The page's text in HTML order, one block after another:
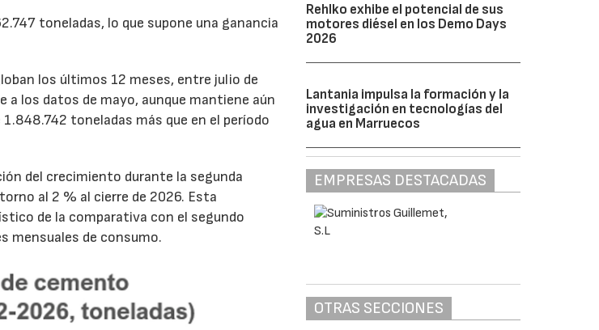
toneladas, lo que supone una ganancia
los últimos 12 meses, entre julio de
los datos de mayo, aunque mantiene aún
toneladas más que en el período
del crecimiento durante la segunda
al 2 % al cierre de 2026. Esta
de la comparativa con el segundo
mensuales de consumo.
Rehlko exhibe el potencial de sus
motores diésel en los Demo Days
2026
Lantania impulsa la formación y la
investigación en tecnologías del
agua en Marruecos
EMPRESAS DESTACADAS
OTRAS SECCIONES